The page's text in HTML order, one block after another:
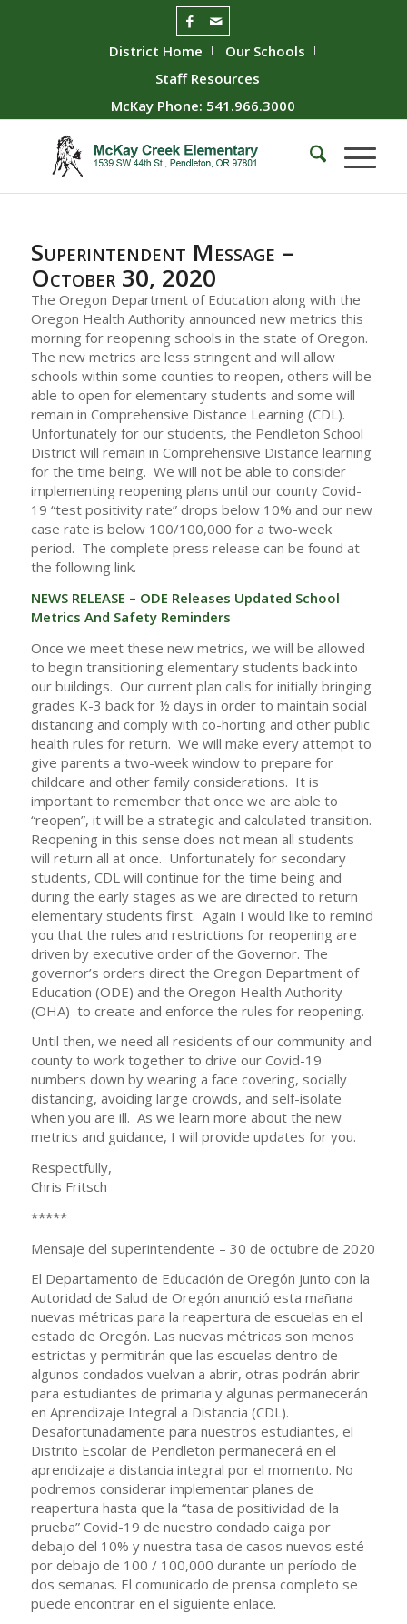
District Home
Our Schools
Staff Resources
McKay Phone: 541.966.3000
Superintendent Message –
October 30, 2020
The Oregon Department of Education along with the
Oregon Health Authority announced new metrics this
morning for reopening schools in the state of Oregon.
The new metrics are less stringent and will allow
schools within some counties to reopen, others will be
able to open for elementary students and some will
remain in Comprehensive Distance Learning (CDL).
Unfortunately for our students, the Pendleton School
District will remain in Comprehensive Distance learning
for the time being. We will not be able to consider
implementing reopening plans until our county Covid-
19 “test positivity rate” drops below 10% and our new
case rate is below 100/100,000 for a two-week
period. The complete press release can be found at
the following link.
NEWS RELEASE – ODE Releases Updated School
Metrics And Safety Reminders
Once we meet these new metrics, we will be allowed
to begin transitioning elementary students back into
our buildings. Our current plan calls for initially bringing
grades K-3 back for ½ days in order to maintain social
distancing and comply with co-horting and other public
health rules for return. We will make every attempt to
give parents a two-week window to prepare for
childcare and other family considerations. It is
important to remember that once we are able to
“reopen”, it will be a strategic and calculated transition.
Reopening in this sense does not mean all students
will return all at once. Unfortunately for secondary
students, CDL will continue for the time being and
during the early stages as we are directed to return
elementary students first. Again I would like to remind
you that the rules and restrictions for reopening are
driven by executive order of the Governor. The
governor’s orders direct the Oregon Department of
Education (ODE) and the Oregon Health Authority
(OHA) to create and enforce the rules for reopening.
Until then, we need all residents of our community and
county to work together to drive our Covid-19
numbers down by wearing a face covering, socially
distancing, avoiding large crowds, and self-isolate
when you are ill. As we learn more about the new
metrics and guidance, I will provide updates for you.
Respectfully,
Chris Fritsch
*****
Mensaje del superintendente – 30 de octubre de 2020
El Departamento de Educación de Oregón junto con la
Autoridad de Salud de Oregón anunció esta mañana
nuevas métricas para la reapertura de escuelas en el
estado de Oregón. Las nuevas métricas son menos
estrictas y permitirán que las escuelas dentro de
algunos condados vuelvan a abrir, otras podrán abrir
para estudiantes de primaria y algunas permanecerán
en Aprendizaje Integral a Distancia (CDL).
Desafortunadamente para nuestros estudiantes, el
Distrito Escolar de Pendleton permanecerá en el
aprendizaje a distancia integral por el momento. No
podremos considerar implementar planes de
reapertura hasta que la “tasa de positividad de la
prueba” Covid-19 de nuestro condado caiga por
debajo del 10% y nuestra tasa de casos nuevos esté
por debajo de 100 / 100,000 durante un período de
dos semanas. El comunicado de prensa completo se
puede encontrar en el siguiente enlace.